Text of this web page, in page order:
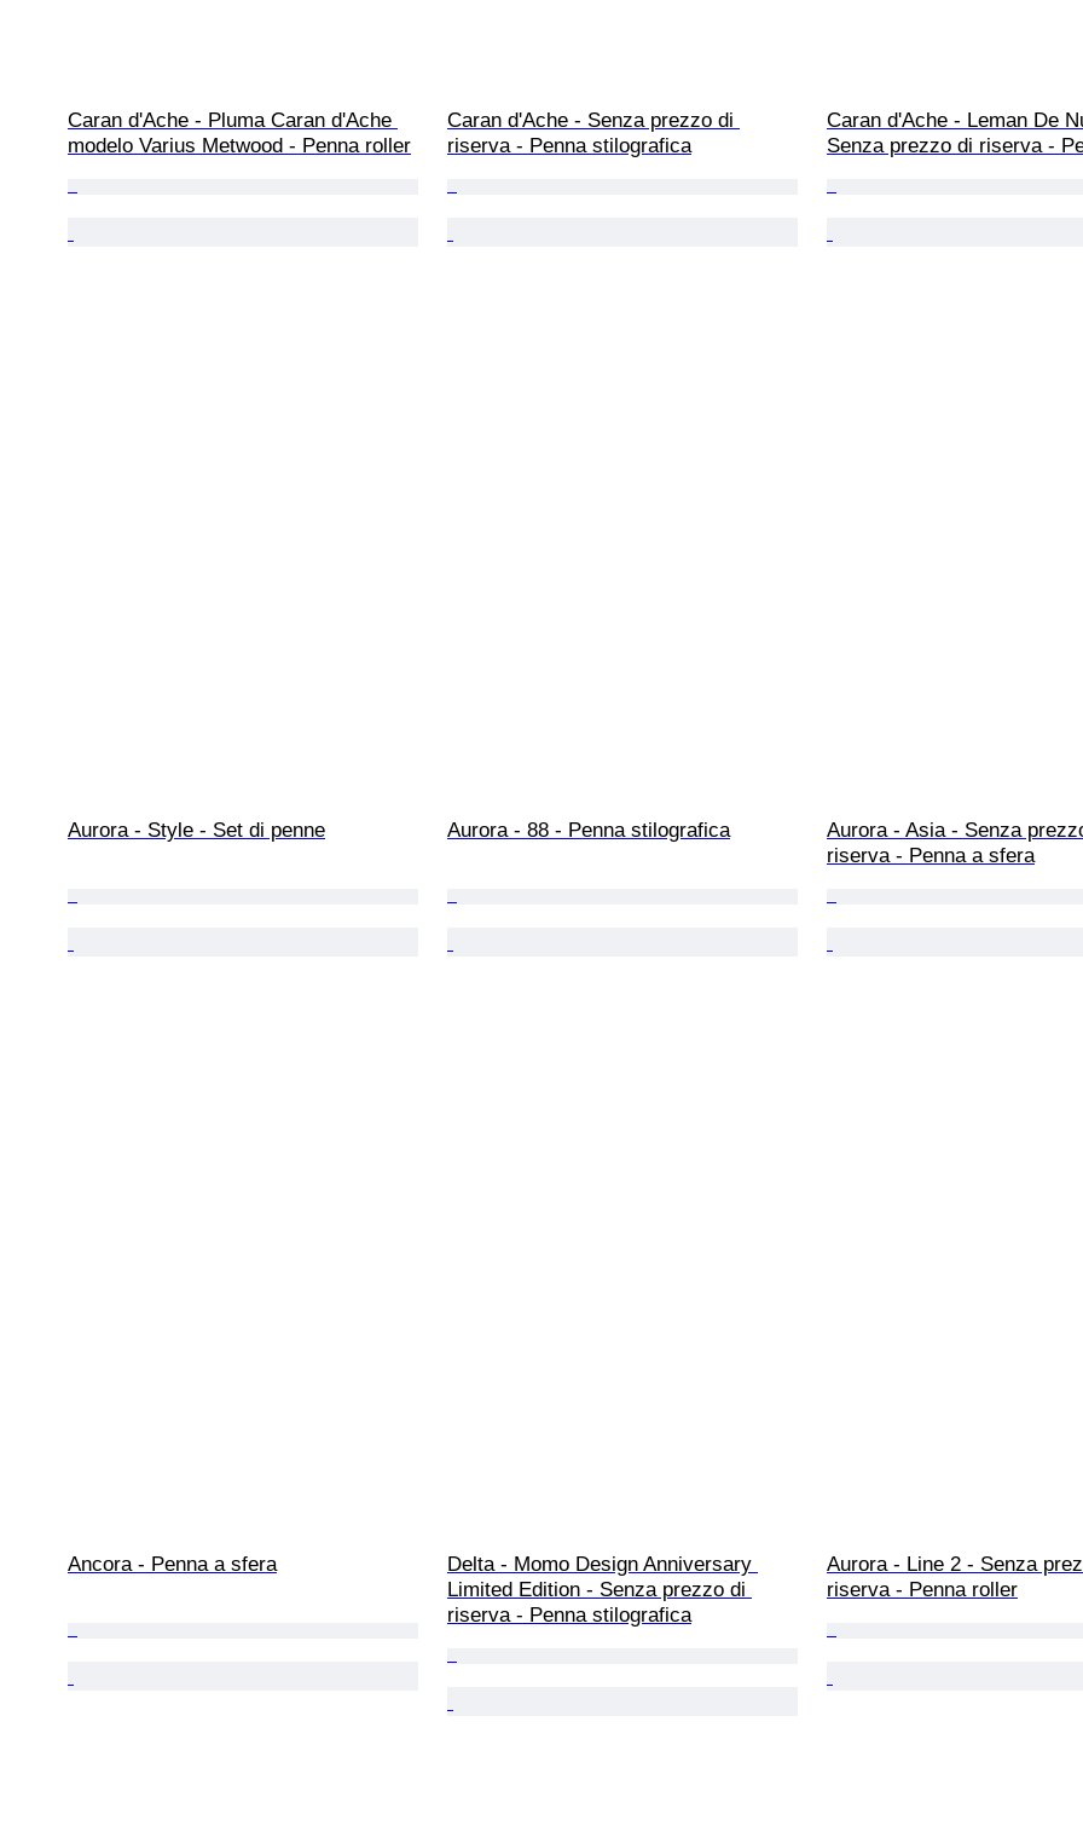
Caran d'Ache - Pluma Caran d'Ache
modelo Varius Metwood - Penna roller
Caran d'Ache - Senza prezzo di
riserva - Penna stilografica
Caran d'Ache - Leman De
Senza prezzo di riserva -
Aurora - Style - Set di penne Aurora - 88 - Penna stilografica
Aurora - Asia - Senza
riserva - Penna a sfera
Ancora - Penna a sfera
Delta - Momo Design Anniversary
Limited Edition - Senza prezzo di
riserva - Penna stilografica
Aurora - Line 2 - Senza
riserva - Penna roller